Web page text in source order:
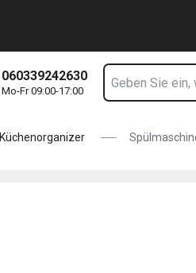
060339242630
Mo-Fr 09:00-17:00
Küchenorganizer